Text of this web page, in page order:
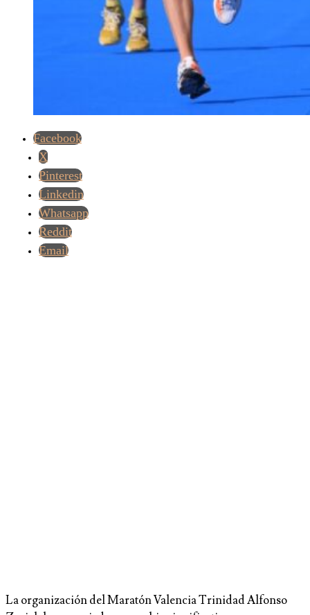
Facebook
X
Pinterest
Linkedin
Whatsapp
Reddit
Email
La organización del Maratón Valencia Trinidad Alfonso